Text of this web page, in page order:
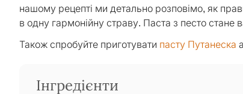
нашому рецепті ми детально розповімо, як
в одну гармонійну страву. Паста з песто
Також спробуйте приготувати пасту Путанеска
Інгредієнти